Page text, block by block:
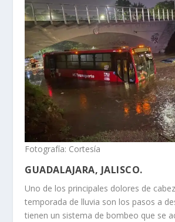
Fotografía: Cortesía
GUADALAJARA, JALISCO.
Uno de los principales dolores de
temporada de lluvia son los pasos a
tienen un sistema de bombeo que se